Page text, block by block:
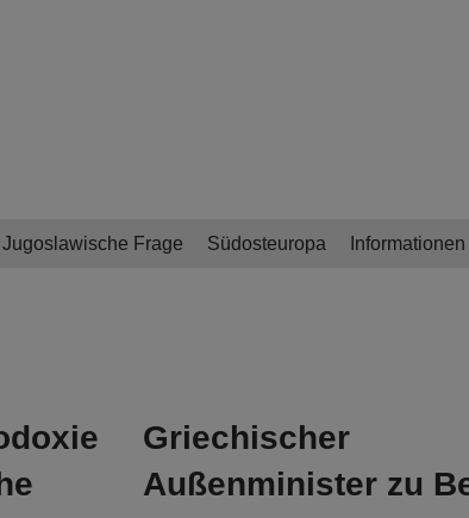
Jugoslawische Frage Südosteuropa Informationen
Griechischer
Außenminister zu